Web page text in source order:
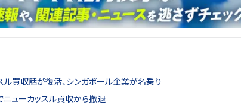
買収話が復活、シンガポール企業が名乗り
ューカッスル買収から撤退